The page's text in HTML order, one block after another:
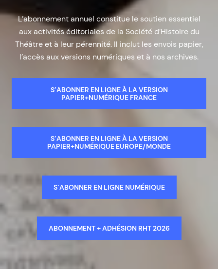
L’abonnement annuel constitue le soutien essentiel
aux activités éditoriales de la Société d’Histoire du
Théâtre et à leur pérennité. Il inclut les envois papier,
l’accès aux versions numériques et à nos archives.
S’ABONNER EN LIGNE À LA VERSION
PAPIER+NUMÉRIQUE FRANCE
S’ABONNER EN LIGNE À LA VERSION
PAPIER+NUMÉRIQUE EUROPE/MONDE
S’ABONNER EN LIGNE NUMÉRIQUE
ABONNEMENT + ADHÉSION RHT 2026